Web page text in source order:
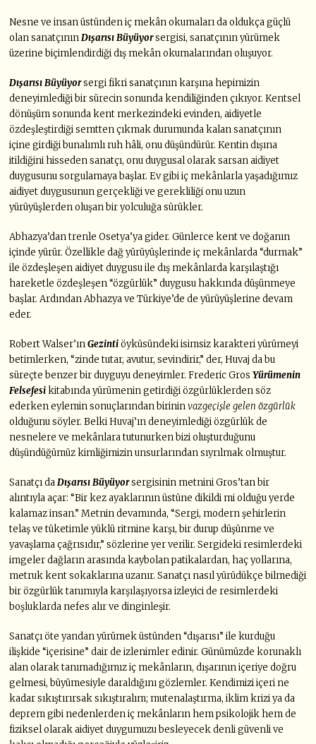
Nesne ve insan üstünden iç mekân okumaları da oldukça güçlü
olan sanatçınınDışarısı Büyüyorsergisi, sanatçının yürümek
üzerine biçimlendirdiği dış mekân okumalarından oluşuyor.
Dışarısı Büyüyorsergi fikri sanatçının karşına hepimizin
deneyimlediği bir sürecin sonunda kendiliğinden çıkıyor. Kentsel
dönüşüm sonunda kent merkezindeki evinden, aidiyetle
özdeşleştirdiği semtten çıkmak durumunda kalan sanatçının
içine girdiği bunalımlı ruh hâli, onu düşündürür. Kentin dışına
itildiğini hisseden sanatçı, onu duygusal olarak sarsan aidiyet
duygusunu sorgulamaya başlar. Ev gibi iç mekânlarla yaşadığımız
aidiyet duygusunun gerçekliği ve gerekliliği onu uzun
yürüyüşlerden oluşan bir yolculuğa sürükler.
Abhazya’dan trenle Osetya’ya gider. Günlerce kent ve doğanın
içinde yürür. Özellikle dağ yürüyüşlerinde iç mekânlarda “durmak”
ile özdeşleşen aidiyet duygusu ile dış mekânlarda karşılaştığı
hareketle özdeşleşen “özgürlük” duygusu hakkında düşünmeye
başlar. Ardından Abhazya ve Türkiye’de de yürüyüşlerine devam
eder.
Robert Walser’ınGezintiöyküsündeki isimsiz karakteri yürümeyi
betimlerken, “zinde tutar, avutur, sevindirir,” der, Huvaj da bu
süreçte benzer bir duyguyu deneyimler. Frederic GrosYürümenin
Felsefesi kitabında yürümenin getirdiği özgürlüklerden söz
ederken eylemin sonuçlarından birininvazgeçişle gelen özgürlük
olduğunu söyler. Belki Huvaj’ın deneyimlediği özgürlük de
nesnelere ve mekânlara tutunurken bizi oluşturduğunu
düşündüğümüz kimliğimizin unsurlarından sıyrılmak olmuştur.
Sanatçı daDışarısı Büyüyorsergisinin metnini Gros’tan bir
alıntıyla açar: “Bir kez ayaklarının üstüne dikildi mi olduğu yerde
kalamaz insan.” Metnin devamında, “Sergi, modern şehirlerin
telaş ve tüketimle yüklü ritmine karşı, bir durup düşünme ve
yavaşlama çağrısıdır,” sözlerine yer verilir. Sergideki resimlerdeki
imgeler dağların arasında kaybolan patikalardan, haç yollarına,
metruk kent sokaklarına uzanır. Sanatçı nasıl yürüdükçe bilmediği
bir özgürlük tanımıyla karşılaşıyorsa izleyici de resimlerdeki
boşluklarda nefes alır ve dinginleşir.
Sanatçı öte yandan yürümek üstünden “dışarısı” ile kurduğu
ilişkide “içerisine” dair de izlenimler edinir. Günümüzde korunaklı
alan olarak tanımadığımız iç mekânların, dışarının içeriye doğru
gelmesi, büyümesiyle daraldığını gözlemler. Kendimizi içeri ne
kadar sıkıştırırsak sıkıştıralım; mutenalaştırma, iklim krizi ya da
deprem gibi nedenlerden iç mekânların hem psikolojik hem de
fiziksel olarak aidiyet duygumuzu besleyecek denli güvenli ve